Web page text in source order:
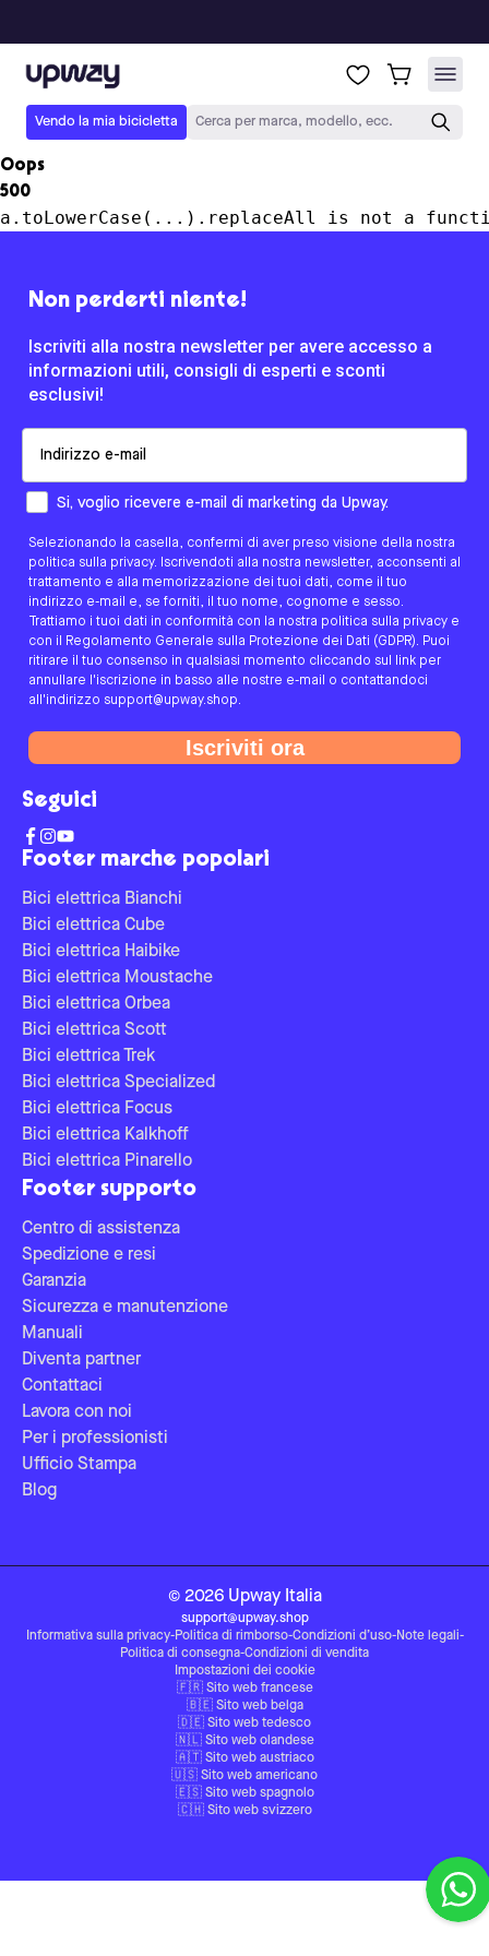
Upway
Vendo la mia bicicletta Cerca per marca, modello, ecc.
Oops
500
a.toLowerCase(...).replaceAll is not a
Footer marche popolari
Bici elettrica Bianchi
Bici elettrica Cube
Bici elettrica Haibike
Bici elettrica Moustache
Bici elettrica Orbea
Bici elettrica Scott
Bici elettrica Trek
Bici elettrica Specialized
Bici elettrica Focus
Bici elettrica Kalkhoff
Bici elettrica Pinarello
Footer supporto
Centro di assistenza
Spedizione e resi
Garanzia
Sicurezza e manutenzione
Manuali
Diventa partner
Contattaci
Lavora con noi
Per i professionisti
Ufficio Stampa
Blog
Non perderti niente!
Iscriviti alla nostra newsletter per avere accesso a
informazioni utili, consigli di esperti e sconti
esclusivi!
Come preferisci essere contattato/a?
Si, voglio ricevere e-mail di marketing da Upway.
Selezionando la casella, confermi di aver preso visione della nostra
politica sulla privacy. Iscrivendoti alla nostra newsletter, acconsenti al
trattamento e alla memorizzazione dei tuoi dati, come il tuo
indirizzo e-mail e, se forniti, il tuo nome, cognome e sesso.
Trattiamo i tuoi dati in conformità con la nostra politica sulla privacy e
con il Regolamento Generale sulla Protezione dei Dati (GDPR). Puoi
ritirare il tuo consenso in qualsiasi momento cliccando sul link per
annullare l'iscrizione in basso alle nostre e-mail o contattandoci
all'indirizzo support@upway.shop.
Iscriviti ora
Seguici
© 2026 Upway Italia
support@upway.shop
Informativa sulla privacy-Politica di rimborso-Condizioni d’uso-Note legali-
Politica di consegna-Condizioni di vendita
Impostazioni dei cookie
🇫🇷 Sito web francese
🇧🇪 Sito web belga
🇩🇪 Sito web tedesco
🇳🇱 Sito web olandese
🇦🇹 Sito web austriaco
🇺🇸 Sito web americano
🇪🇸 Sito web spagnolo
🇨🇭 Sito web svizzero